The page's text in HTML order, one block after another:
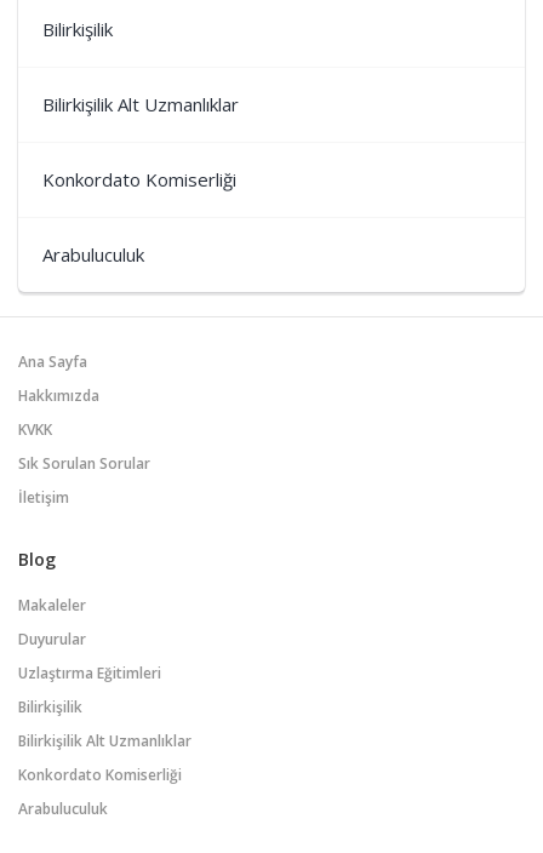
Bilirkişilik
Bilirkişilik Alt Uzmanlıklar
Konkordato Komiserliği
Arabuluculuk
Ana Sayfa
Hakkımızda
KVKK
Sık Sorulan Sorular
İletişim
Blog
Makaleler
Duyurular
Uzlaştırma Eğitimleri
Bilirkişilik
Bilirkişilik Alt Uzmanlıklar
Konkordato Komiserliği
Arabuluculuk